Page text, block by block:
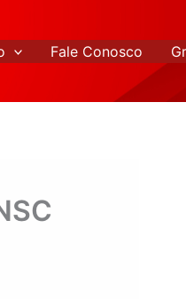
Fale Conosco